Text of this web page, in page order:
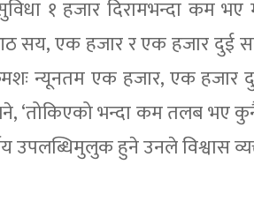
१ हजार दिरामभन्दा कम भए
सय, एक हजार र एक हजार दुई
न्यूनतम एक हजार, एक
भने, ‘तोकिएको भन्दा कम तलब भए
उपलब्धिमुलुक हुने उनले विश्वास